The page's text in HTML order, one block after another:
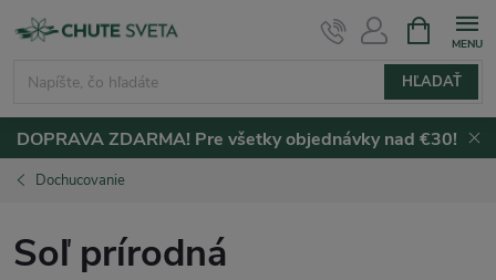
Prejsť
HĽADAŤ
KOŠÍK
DOPRAVA ZDARMA! Pre všetky objednávky nad €30!
Dochucovanie
Soľ prírodná